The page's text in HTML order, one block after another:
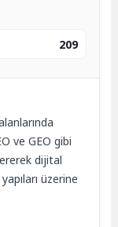
209
ve GEO gibi
dijital
üzerine